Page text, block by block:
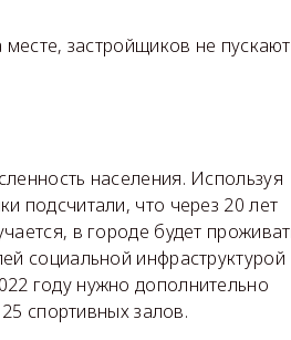
застройщиков не пускают
населения. Используя
подсчитали, что через 20 лет
в городе будет
социальной инфраструктурой
году нужно дополнительно
спортивных залов.